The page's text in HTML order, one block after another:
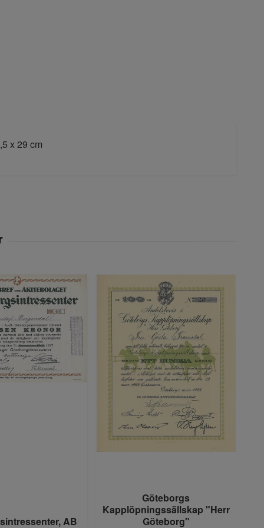
x 29 cm
AB
Göteborgs
Kapplöpningssällskap "Herr
Göteborg"